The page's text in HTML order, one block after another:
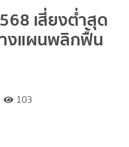
เสี่ยงต่ำสุด
างแผนพลิกฟื้น
103